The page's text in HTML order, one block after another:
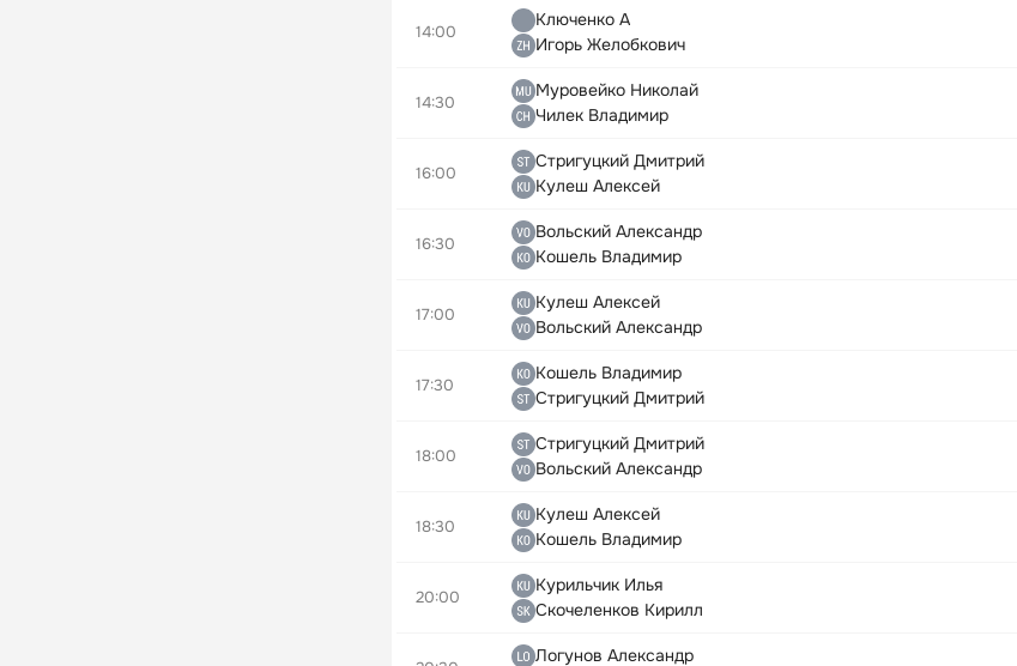
14:00
Ключенко А
Игорь Желобкович
14:30
Муровейко Николай
Чилек Владимир
16:00
Стригуцкий Дмитрий
Кулеш Алексей
16:30
Вольский Александр
Кошель Владимир
17:00
Кулеш Алексей
Вольский Александр
17:30
Кошель Владимир
Стригуцкий Дмитрий
18:00
Стригуцкий Дмитрий
Вольский Александр
18:30
Кулеш Алексей
Кошель Владимир
20:00
Курильчик Илья
Скочеленков Кирилл
Логунов Александр